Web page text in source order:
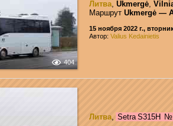
404
Литва, Ukmergė,
Маршрут Ukmergė —
15 ноября 2022 г.,
Автор: Valius Kedainietis
Литва, Setra S315H